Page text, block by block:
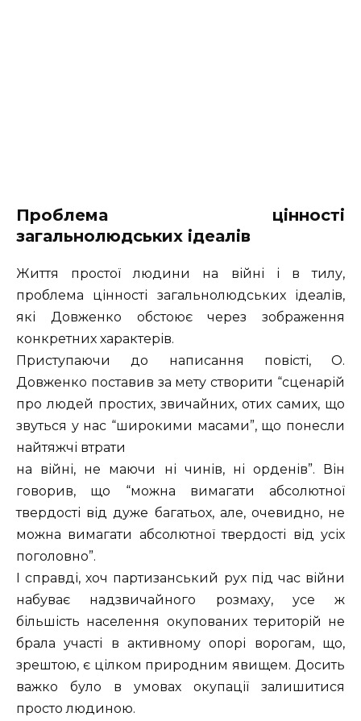
Проблема цінності
загальнолюдських ідеалів
Життя простої людини на війні і в тилу,
проблема цінності загальнолюдських ідеалів,
які Довженко обстоює через зображення
конкретних характерів.
Приступаючи до написання повісті, О.
Довженко поставив за мету створити “сценарій
про людей простих, звичайних, отих самих, що
звуться у нас “широкими масами”, що понесли
найтяжчі втрати
на війні, не маючи ні чинів, ні орденів”. Він
говорив, що “можна вимагати абсолютної
твердості від дуже багатьох, але, очевидно, не
можна вимагати абсолютної твердості від усіх
поголовно”.
І справді, хоч партизанський рух під час війни
набуває надзвичайного розмаху, усе ж
більшість населення окупованих територій не
брала участі в активному опорі ворогам, що,
зрештою, є цілком природним явищем. Досить
важко було в умовах окупації залишитися
просто людиною.